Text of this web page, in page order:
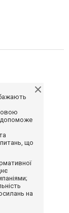
допоможе
що
на